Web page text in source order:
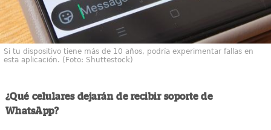
Si tu dispositivo tiene más de 10 años, podría experimentar fallas en
esta aplicación. (Foto: Shuttestock)
¿Qué celulares dejarán de recibir soporte de
WhatsApp?